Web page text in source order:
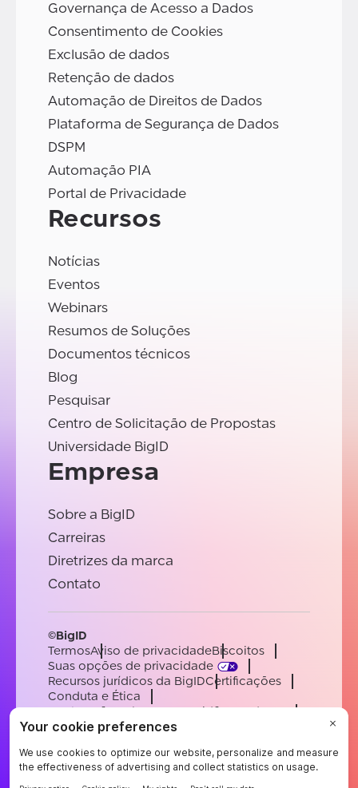
Governança de Acesso a Dados
Consentimento de Cookies
Exclusão de dados
Retenção de dados
Automação de Direitos de Dados
Plataforma de Segurança de Dados
DSPM
Automação PIA
Portal de Privacidade
Recursos
Notícias
Eventos
Webinars
Resumos de Soluções
Documentos técnicos
Blog
Pesquisar
Centro de Solicitação de Propostas
Universidade BigID
Empresa
Sobre a BigID
Carreiras
Diretrizes da marca
Contato
©BigID
TermosAviso de privacidadeBiscoitos
Suas opções de privacidade
Recursos jurídicos da BigIDCertificações
Conduta e Ética
Declaração sobre a escravidão moderna
SubprocessadoresApoiar
EnglishGermanFrenchSpanishPortuguese